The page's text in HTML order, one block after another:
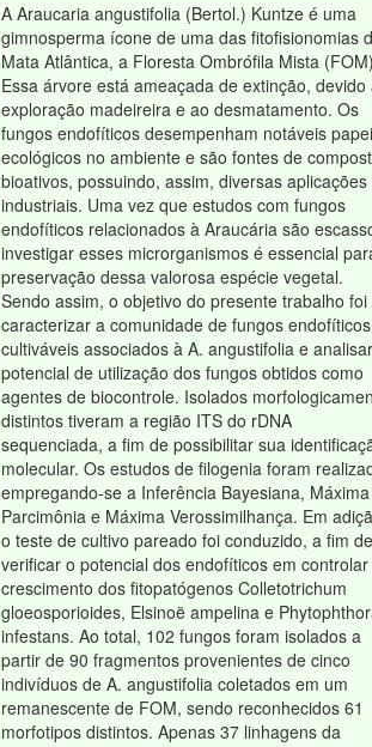
A Araucaria angustifolia (Bertol.) Kuntze é uma
gimnosperma ícone de uma das fitofisionomias
Mata Atlântica, a Floresta Ombrófila Mista
Essa árvore está ameaçada de extinção, devido
exploração madeireira e ao desmatamento. Os
fungos endofíticos desempenham notáveis
ecológicos no ambiente e são fontes de
bioativos, possuindo, assim, diversas aplicações
industriais. Uma vez que estudos com fungos
endofíticos relacionados à Araucária são
investigar esses microrganismos é essencial
preservação dessa valorosa espécie vegetal.
Sendo assim, o objetivo do presente trabalho foi
caracterizar a comunidade de fungos endofíticos
cultiváveis associados à A. angustifolia e
potencial de utilização dos fungos obtidos como
agentes de biocontrole. Isolados
distintos tiveram a região ITS do rDNA
sequenciada, a fim de possibilitar sua
molecular. Os estudos de filogenia foram
empregando-se a Inferência Bayesiana, Máxima
Parcimônia e Máxima Verossimilhança. Em
o teste de cultivo pareado foi conduzido, a fim de
verificar o potencial dos endofíticos em
crescimento dos fitopatógenos Colletotrichum
gloeosporioides, Elsinoë ampelina e
infestans. Ao total, 102 fungos foram isolados a
partir de 90 fragmentos provenientes de cinco
indivíduos de A. angustifolia coletados em um
remanescente de FOM, sendo reconhecidos 61
morfotipos distintos. Apenas 37 linhagens da